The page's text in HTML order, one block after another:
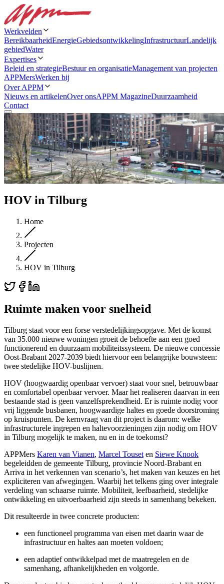
Werkvelden
BereikbaarheidEnergieGebiedsontwikkelingInfrastructuurLandelijk
gebiedWater
Expertises
Beleid en strategieBestuur en organisatieManagement van projecten
APPMersWerken bij
Over APPM
Nieuws en artikelenOver onsAPPM MagazineDuurzaamheid
Contact
HOV in Tilburg
Home
Projecten
HOV in Tilburg
Ruimte maken voor snelheid
Tilburg staat voor een forse verstedelijkingsopgave. Met de komst
van 35.000 nieuwe woningen groeit de behoefte aan een goed
functionerend en duurzaam mobiliteitssysteem. De nieuwe concessie
Oost-Brabant 2027-2039 biedt hiervoor een belangrijke bouwsteen:
twee stedelijke HOV-buslijnen.
HOV (hoogwaardig openbaar vervoer) staat voor snel, betrouwbaar
en comfortabel openbaar vervoer. Maar het realiseren daarvan in een
bestaande stad is geen vanzelfsprekendheid. Er is ruimte nodig voor
vrij liggende busbanen, hoogwaardige haltes en goede doorstroming
op kruispunten. De kernvraag van dit project is daarom: welke
infrastructurele ingrepen en haltevoorzieningen zijn nodig om HOV
in Tilburg mogelijk te maken, nu en in de toekomst?
APPMers Karen van Vianen, Marcel Touset en Siewe Knook
begeleidden de gemeente Tilburg, provincie Noord-Brabant en
Arriva in het verkennen van scenario’s, het maken van keuzes en het
expliciteren van afwegingen. Waarbij het telkens ging over integrale
verdeling van schaarse ruimte. Mobiliteit, leefbaarheid, stedelijke
ontwikkeling en uitvoerbaarheid zijn steeds in samenhang bekeken.
Dit resulteerde in twee concrete producten:
een functioneel programma van eisen met daarin waar de
infrastructuur en haltes aan moeten voldoen;
een adaptief ontwikkelpad met de maatregelen en de
samenhang, afhankelijkheden en volgorde.